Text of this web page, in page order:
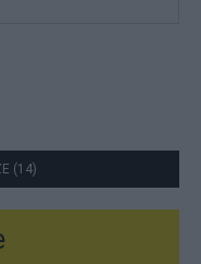
(14)